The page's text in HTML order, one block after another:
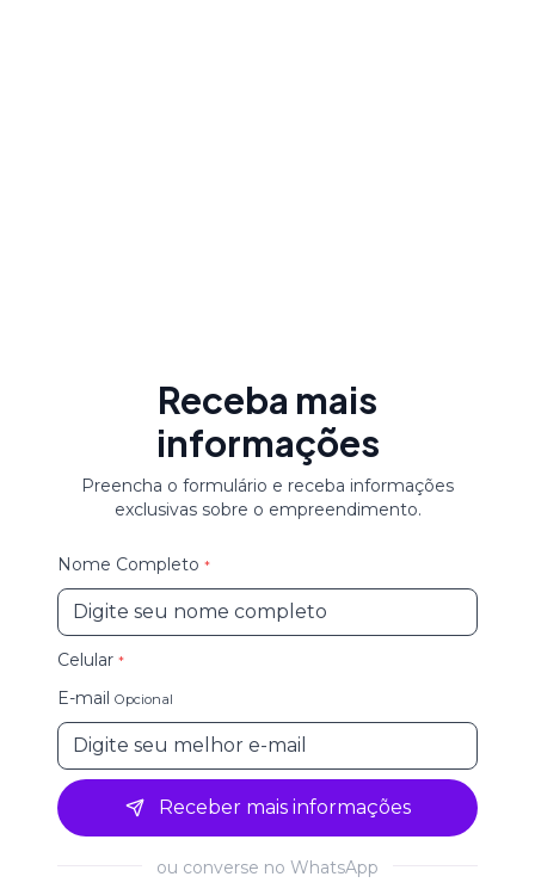
Receba mais
informações
Preencha o formulário e receba informações
exclusivas sobre o empreendimento.
Nome Completo *
Celular *
E-mail Opcional
Receber mais informações
ou converse no WhatsApp